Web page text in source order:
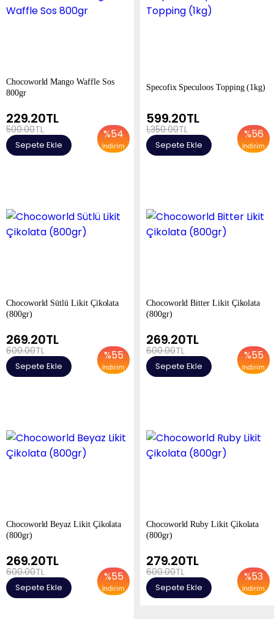
Chocoworld Mango Waffle Sos
800gr
%54
İndirim
229.20TL
500.00TL
Sepete Ekle
Specofix Speculoos Topping (1kg)
%56
İndirim
599.20TL
1,350.00TL
Sepete Ekle
Chocoworld Sütlü Likit Çikolata
(800gr)
%55
İndirim
269.20TL
600.00TL
Sepete Ekle
Chocoworld Bitter Likit Çikolata
(800gr)
%55
İndirim
269.20TL
600.00TL
Sepete Ekle
Chocoworld Beyaz Likit Çikolata
(800gr)
%55
İndirim
269.20TL
600.00TL
Sepete Ekle
Chocoworld Ruby Likit Çikolata
(800gr)
%53
İndirim
279.20TL
600.00TL
Sepete Ekle